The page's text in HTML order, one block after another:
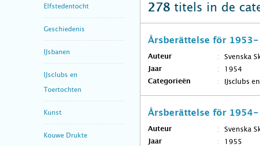
Elfstedentocht
Geschiedenis
IJsbanen
IJsclubs en
Toertochten
Kunst
Kouwe Drukte
278 titels in de
Årsberättelse för
Auteur Svenska
Jaar 1954
Categorieën IJsclubs
Årsberättelse för 1954-
Auteur Svenska
Jaar 1955